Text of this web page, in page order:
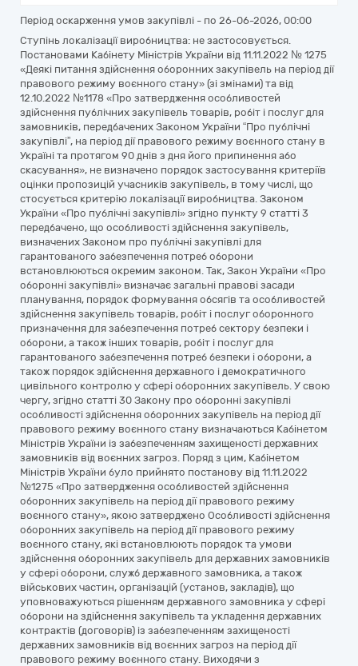
Період оскарження умов закупівлі - по 26-06-2026, 00:00
Ступінь локалізації виробництва: не застосовується.
Постановами Кабінету Міністрів України від 11.11.2022 № 1275
«Деякі питання здійснення оборонних закупівель на період дії
правового режиму воєнного стану» (зі змінами) та від
12.10.2022 №1178 «Про затвердження особливостей
здійснення публічних закупівель товарів, робіт і послуг для
замовників, передбачених Законом України “Про публічні
закупівлі”, на період дії правового режиму воєнного стану в
Україні та протягом 90 днів з дня його припинення або
скасування», не визначено порядок застосування критеріїв
оцінки пропозицій учасників закупівель, в тому числі, що
стосується критерію локалізації виробництва. Законом
України «Про публічні закупівлі» згідно пункту 9 статті 3
передбачено, що особливості здійснення закупівель,
визначених Законом про публічні закупівлі для
гарантованого забезпечення потреб оборони
встановлюються окремим законом. Так, Закон України «Про
оборонні закупівлі» визначає загальні правові засади
планування, порядок формування обсягів та особливостей
здійснення закупівель товарів, робіт і послуг оборонного
призначення для забезпечення потреб сектору безпеки і
оборони, а також інших товарів, робіт і послуг для
гарантованого забезпечення потреб безпеки і оборони, а
також порядок здійснення державного і демократичного
цивільного контролю у сфері оборонних закупівель. У свою
чергу, згідно статті 30 Закону про оборонні закупівлі
особливості здійснення оборонних закупівель на період дії
правового режиму воєнного стану визначаються Кабінетом
Міністрів України із забезпеченням захищеності державних
замовників від воєнних загроз. Поряд з цим, Кабінетом
Міністрів України було прийнято постанову від 11.11.2022
№1275 «Про затвердження особливостей здійснення
оборонних закупівель на період дії правового режиму
воєнного стану», якою затверджено Особливості здійснення
оборонних закупівель на період дії правового режиму
воєнного стану, які встановлюють порядок та умови
здійснення оборонних закупівель для державних замовників
у сфері оборони, служб державного замовника, а також
військових частин, організацій (установ, закладів), що
уповноважуються рішенням державного замовника у сфері
оборони на здійснення закупівель та укладення державних
контрактів (договорів) із забезпеченням захищеності
державних замовників від воєнних загроз на період дії
правового режиму воєнного стану. Виходячи з